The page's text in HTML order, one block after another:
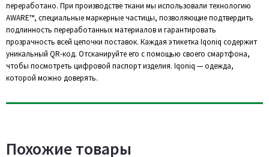
переработано. При производстве ткани мы использовали технологию
AWARE™, специальные маркерные частицы, позволяющие подтвердить
подлинность переработанных материалов и гарантировать
прозрачность всей цепочки поставок. Каждая этикетка Iqoniq содержит
уникальный QR-код. Отсканируйте его с помощью своего смартфона,
чтобы посмотреть цифровой паспорт изделия. Iqoniq — одежда,
которой можно доверять.
Похожие товары